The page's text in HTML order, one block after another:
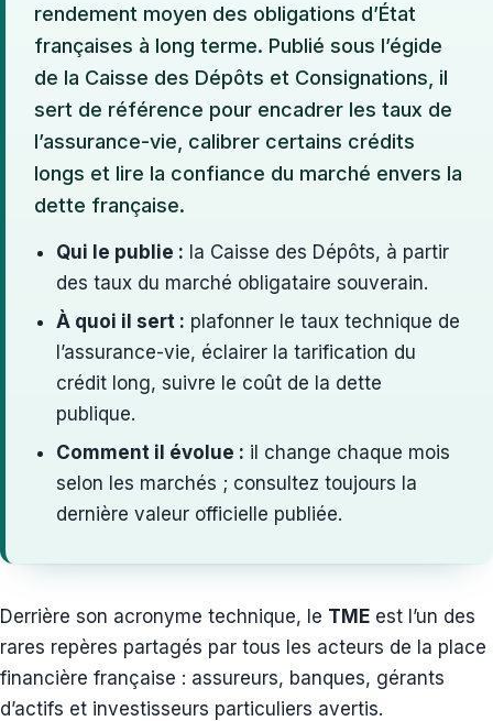
rendement moyen des obligations d’État
françaises à long terme. Publié sous l’égide
de la Caisse des Dépôts et Consignations, il
sert de référence pour encadrer les taux de
l’assurance-vie, calibrer certains crédits
longs et lire la confiance du marché envers la
dette française.
Qui le publie : la Caisse des Dépôts, à partir
des taux du marché obligataire souverain.
À quoi il sert : plafonner le taux technique de
l’assurance-vie, éclairer la tarification du
crédit long, suivre le coût de la dette
publique.
Comment il évolue : il change chaque mois
selon les marchés ; consultez toujours la
dernière valeur officielle publiée.
Derrière son acronyme technique, le TME est l’un des
rares repères partagés par tous les acteurs de la place
financière française : assureurs, banques, gérants
d’actifs et investisseurs particuliers avertis.